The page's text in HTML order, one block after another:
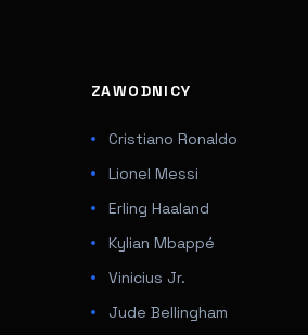
ZAWODNICY
Cristiano Ronaldo
Lionel Messi
Erling Haaland
Kylian Mbappé
Vinicius Jr.
Jude Bellingham